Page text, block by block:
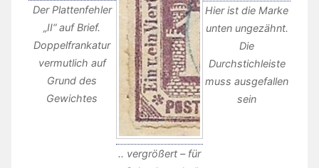
Der Plattenfehler
„II“ auf Brief.
Doppelfrankatur
vermutlich auf
Grund des
Gewichtes
.. vergrößert – für
Hier ist die Marke
unten ungezähnt.
Die
Durchstichleiste
muss ausgefallen
sein